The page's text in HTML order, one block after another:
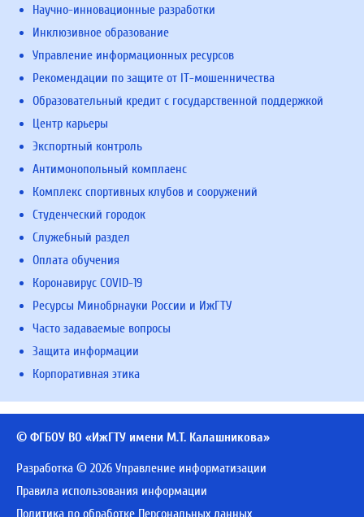
Научно-инновационные разработки
Инклюзивное образование
Управление информационных ресурсов
Рекомендации по защите от IT-мошенничества
Образовательный кредит с государственной поддержкой
Центр карьеры
Экспортный контроль
Антимонопольный комплаенс
Комплекс спортивных клубов и сооружений
Студенческий городок
Служебный раздел
Оплата обучения
Коронавирус COVID-19
Ресурсы Минобрнауки России и ИжГТУ
Часто задаваемые вопросы
Защита информации
Корпоративная этика
© ФГБОУ ВО «ИжГТУ имени М.Т. Калашникова»
Разработка © 2026 Управление информатизации
Правила использования информации
Политика по обработке Персональных данных